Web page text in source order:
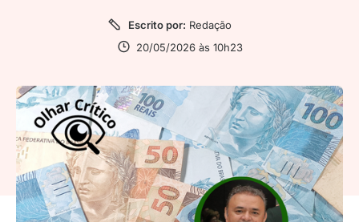
Escrito por: Redação
20/05/2026 às 10h23